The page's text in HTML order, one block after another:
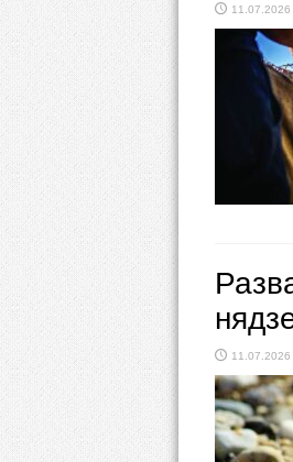
11.07.2026
11.07.2026